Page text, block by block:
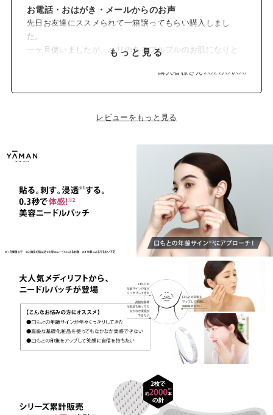
お電話・おはがき・メールからのお声
先日お友達にススメられて一箱譲ってもらい購入しまし
た。
一ヶ月使いましたが、ハリのあるプルプルのお肌になりと
もっと見る
購入者様さん2022/01/06
レビューをもっと見る